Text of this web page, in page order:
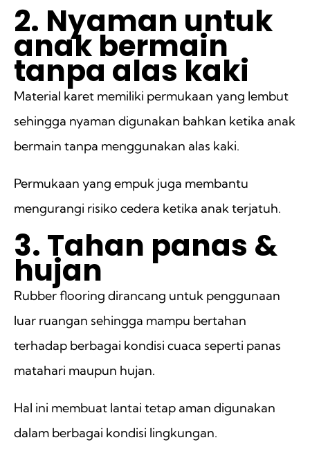
2. Nyaman untuk
anak bermain
tanpa alas kaki
Material karet memiliki permukaan yang lembut
sehingga nyaman digunakan bahkan ketika anak
bermain tanpa menggunakan alas kaki.
Permukaan yang empuk juga membantu
mengurangi risiko cedera ketika anak terjatuh.
3. Tahan panas &
hujan
Rubber flooring dirancang untuk penggunaan
luar ruangan sehingga mampu bertahan
terhadap berbagai kondisi cuaca seperti panas
matahari maupun hujan.
Hal ini membuat lantai tetap aman digunakan
dalam berbagai kondisi lingkungan.